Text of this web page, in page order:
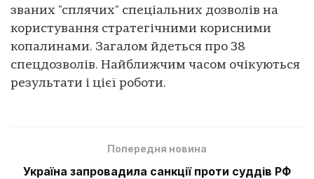
званих "сплячих" спеціальних дозволів на
користування стратегічними корисними
копалинами. Загалом йдеться про 38
спецдозволів. Найближчим часом очікуються
результати і цієї роботи.
Попередня новина
Україна запровадила санкції проти суддів РФ